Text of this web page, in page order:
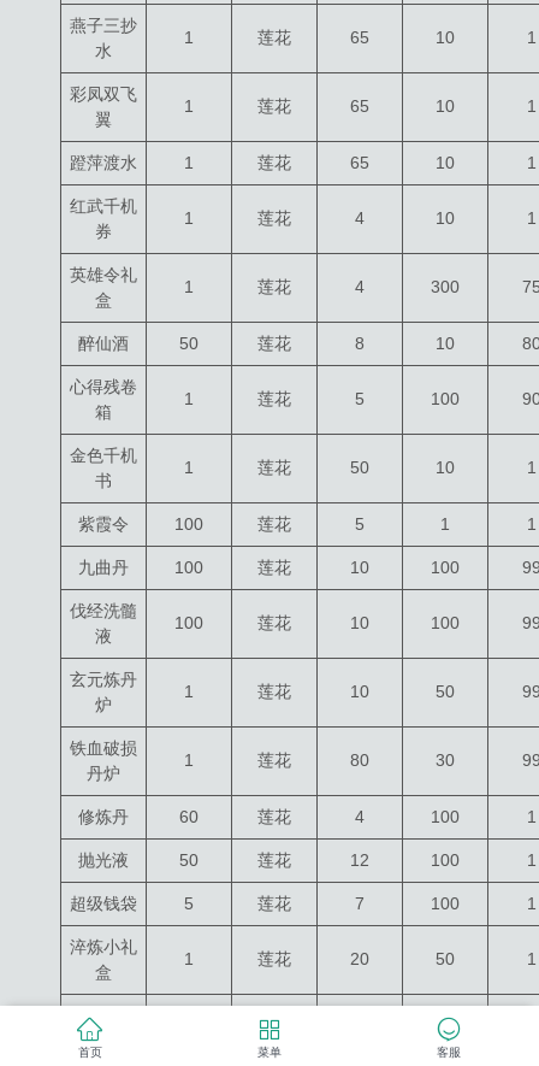
燕子三抄
水
1 莲花 65 10 1
彩凤双飞
翼
1 莲花 65 10 1
蹬萍渡水 1 莲花 65 10 1
红武千机
券
1 莲花 4 10 1
英雄令礼
盒
1 莲花 4 300
醉仙酒 50 莲花 8 10
心得残卷
箱
1 莲花 5 100
金色千机
书
1 莲花 50 10 1
紫霞令 100 莲花 5 1 1
九曲丹 100 莲花 10 100
伐经洗髓
液
100 莲花 10 100
玄元炼丹
炉
1 莲花 10 50
铁血破损
丹炉
1 莲花 80 30
修炼丹 60 莲花 4 100 1
抛光液 50 莲花 12 100 1
超级钱袋 5 莲花 7 100 1
淬炼小礼
盒
1 莲花 20 50 1
押镖助力
礼盒
莲花 8
首页 菜单 客服